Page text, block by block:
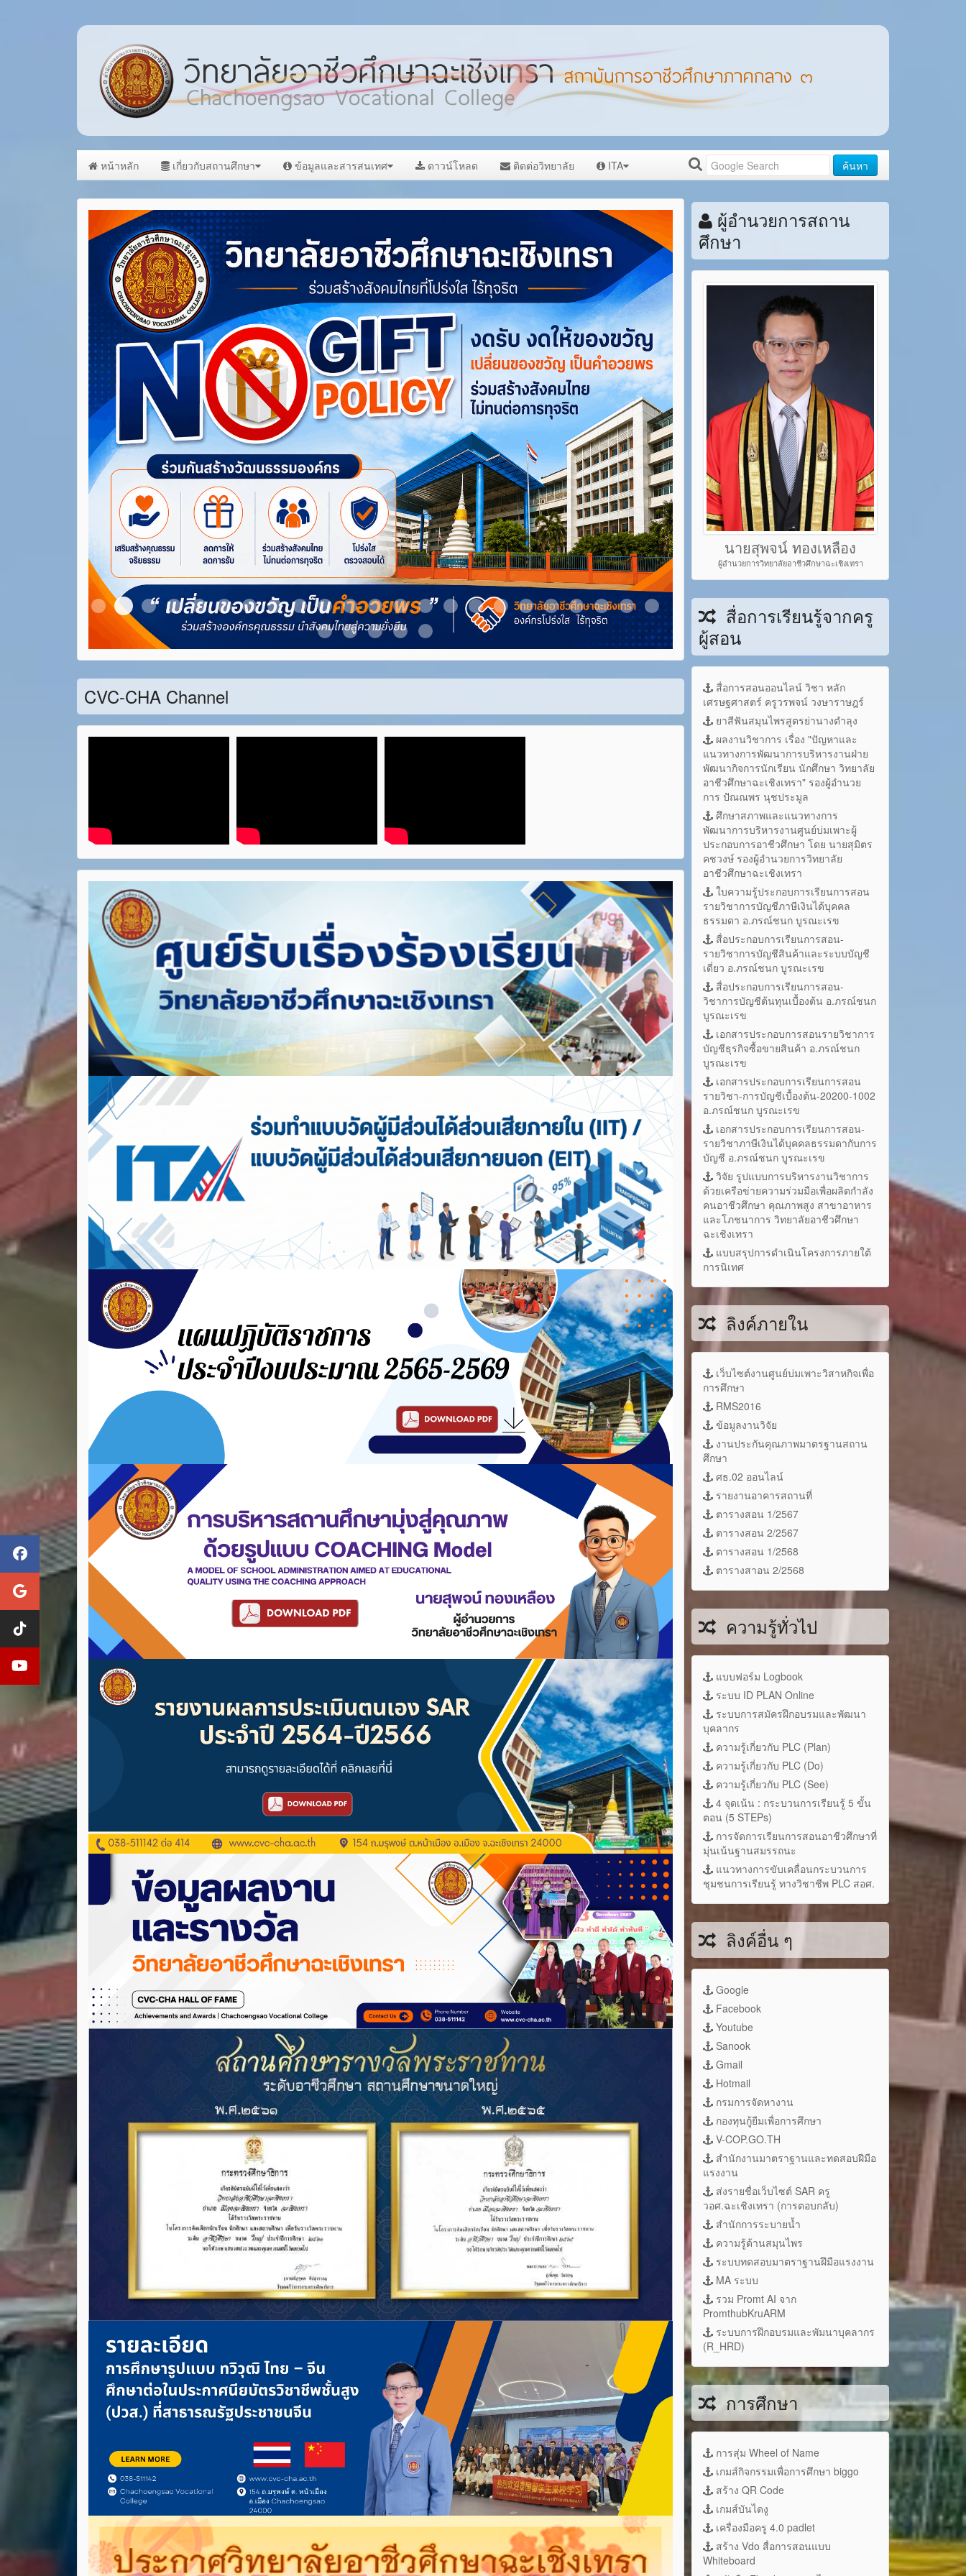
หน้าหลัก เกี่ยวกับสถานศึกษา ข้อมูลและสารสนเทศ ดาวน์โหลด ติดต่อวิทยาลัย ITA ค้นหา
Item 1Item 2Item 3Item 4Item 5Item 6Item 7Item 8Item 9Item 10Item 11Item 12Item 13Item 14Item 15Item 16Item 17Item 18Item 19Item 20Item 21Item 22Item 23
Item 24Item 25Item 26 Item 27 Item 28
CVC-CHA Channel
ผู้อำนวยการสถาน
ศึกษา
นายสุพจน์ ทองเหลือง
ผู้อำนวยการวิทยาลัยอาชีวศึกษาฉะเชิงเทรา
สื่อการเรียนรู้จากครู
ผู้สอน
สื่อการสอนออนไลน์ วิชา หลัก
เศรษฐศาสตร์ ครูวรพจน์ วงษาราษฎร์
ยาสีฟันสมุนไพรสูตรย่านางตำลุง
ผลงานวิชาการ เรื่อง "ปัญหาและ
แนวทางการพัฒนาการบริหารงานฝ่าย
พัฒนากิจการนักเรียน นักศึกษา วิทยาลัย
อาชีวศึกษาฉะเชิงเทรา" รองผู้อำนวย
การ ปัณณพร นุชประมูล
ศึกษาสภาพและแนวทางการ
พัฒนาการบริหารงานศูนย์บ่มเพาะผู้
ประกอบการอาชีวศึกษา โดย นายสุมิตร
คชวงษ์ รองผู้อำนวยการวิทยาลัย
อาชีวศึกษาฉะเชิงเทรา
ใบความรู้ประกอบการเรียนการสอน
รายวิชาการบัญชีภาษีเงินได้บุคคล
ธรรมดา อ.ภรณ์ชนก บูรณะเรข
สื่อประกอบการเรียนการสอน-
รายวิชาการบัญชีสินค้าและระบบบัญชี
เดี่ยว อ.ภรณ์ชนก บูรณะเรข
สื่อประกอบการเรียนการสอน-
วิชาการบัญชีต้นทุนเบื้องต้น อ.ภรณ์ชนก
บูรณะเรข
เอกสารประกอบการสอนรายวิชาการ
บัญชีธุรกิจซื้อขายสินค้า อ.ภรณ์ชนก
บูรณะเรข
เอกสารประกอบการเรียนการสอน
รายวิชา-การบัญชีเบื้องต้น-20200-1002
อ.ภรณ์ชนก บูรณะเรข
เอกสารประกอบการเรียนการสอน-
รายวิชาภาษีเงินได้บุคคลธรรมดากับการ
บัญชี อ.ภรณ์ชนก บูรณะเรข
วิจัย รูปแบบการบริหารงานวิชาการ
ด้วยเครือข่ายความร่วมมือเพื่อผลิตกำลัง
คนอาชีวศึกษา คุณภาพสูง สาขาอาหาร
และโภชนาการ วิทยาลัยอาชีวศึกษา
ฉะเชิงเทรา
แบบสรุปการดำเนินโครงการภายใต้
การนิเทศ
ลิงค์ภายใน
เว็บไซต์งานศูนย์บ่มเพาะวิสาหกิจเพื่อ
การศึกษา
RMS2016
ข้อมูลงานวิจัย
งานประกันคุณภาพมาตรฐานสถาน
ศึกษา
ศธ.02 ออนไลน์
รายงานอาคารสถานที่
ตารางสอน 1/2567
ตารางสอน 2/2567
ตารางสอน 1/2568
ตารางสาอน 2/2568
ความรู้ทั่วไป
แบบฟอร์ม Logbook
ระบบ ID PLAN Online
ระบบการสมัครฝึกอบรมและพัฒนา
บุคลากร
ความรู้เกี่ยวกับ PLC (Plan)
ความรู้เกี่ยวกับ PLC (Do)
ความรู้เกี่ยวกับ PLC (See)
4 จุดเน้น : กระบวนการเรียนรู้ 5 ขั้น
ตอน (5 STEPs)
การจัดการเรียนการสอนอาชีวศึกษาที่
มุ่นเน้นฐานสมรรถนะ
แนวทางการขับเคลื่อนกระบวนการ
ชุมชนการเรียนรู้ ทางวิชาชีพ PLC สอศ.
ลิงค์อื่น ๆ
Google
Facebook
Youtube
Sanook
Gmail
Hotmail
กรมการจัดหางาน
กองทุนกู้ยืมเพื่อการศึกษา
V-COP.GO.TH
สำนักงานมาตราฐานและทดสอบฝีมือ
แรงงาน
ส่งรายชื่อเว็บไซต์ SAR ครู
วอศ.ฉะเชิงเทรา (การตอบกลับ)
สำนักการระบายน้ำ
ความรู้ด้านสมุนไพร
ระบบทดสอบมาตราฐานฝึมือแรงงาน
MA ระบบ
รวม Promt AI จาก
PromthubKruARM
ระบบการฝึกอบรมและพัมนาบุคลากร
(R_HRD)
การศึกษา
การสุ่ม Wheel of Name
เกมส์กิจกรรมเพื่อการศึกษา biggo
สร้าง QR Code
เกมส์บันไดงู
เครื่องมือครู 4.0 padlet
สร้าง Vdo สื่อการสอนแบบ
Whiteboard